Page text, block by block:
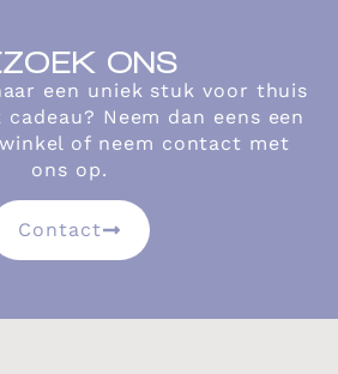
ONS
een uniek stuk voor thuis
Neem dan eens een
of neem contact met
ons op.
Contact